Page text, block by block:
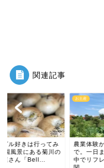
関連記事
体験から加工体験ま
一日まるっと自然の
リフレッシュ「下
お土産
【城下町
り】雑貨
Pong